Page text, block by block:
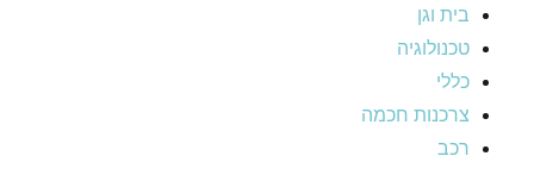
בית וגן
טכנולוגיה
כללי
צרכנות חכמה
רכב